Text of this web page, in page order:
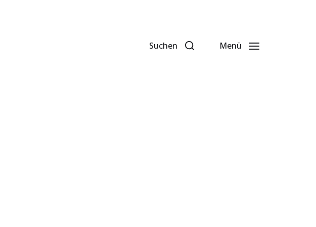
Suchen Menü